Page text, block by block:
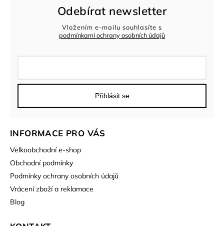
INFORMACE PRO VÁS
Velkoobchodní e-shop
Obchodní podmínky
Podmínky ochrany osobních údajů
Vrácení zboží a reklamace
Blog
Odebírat newsletter
Vložením e-mailu souhlasíte s
podmínkami ochrany osobních údajů
Přihlásit se